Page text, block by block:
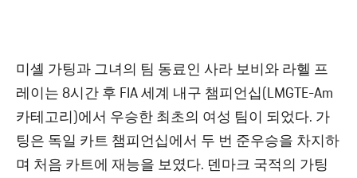
미셸 가팅과 그녀의 팀 동료인 사라 보비와 라헬 프
레이는 8시간 후 FIA 세계 내구 챔피언십(LMGTE-Am
카테고리)에서 우승한 최초의 여성 팀이 되었다. 가
팅은 독일 카트 챔피언십에서 두 번 준우승을 차지하
며 처음 카트에 재능을 보였다. 덴마크 국적의 가팅